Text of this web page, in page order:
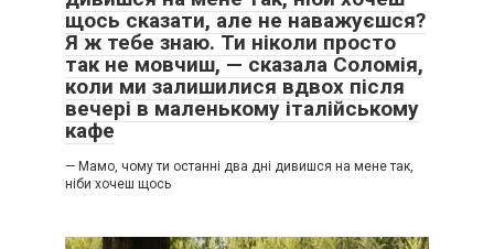
щось сказати, але не наважуєшся?
Я ж тебе знаю. Ти ніколи просто
так не мовчиш, — сказала Соломія,
коли ми залишилися вдвох після
вечері в маленькому італійському
кафе
— Мамо, чому ти останні два дні дивишся на мене так,
ніби хочеш щось